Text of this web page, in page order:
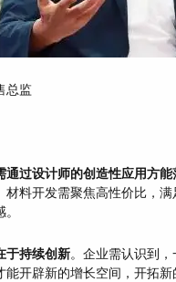
总监
过设计师的创造性应用方能
料开发需聚焦高性价比，
于持续创新。企业需认识到
开辟新的增长空间，开拓